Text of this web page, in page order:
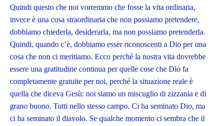
Quindi questo che noi vorremmo che fosse la vita ordinaria,
invece è una cosa straordinaria che non possiamo pretendere,
dobbiamo chiederla, desiderarla, ma non possiamo pretenderla.
Quindi, quando c’è, dobbiamo esser riconoscenti a Dio per una
cosa che non ci meritiamo. Ecco perché la nostra vita dovrebbe
essere una gratitudine continua per quelle cose che Dio fa
completamente gratuite per noi, perché la situazione reale è
quella che diceva Gesù: noi siamo un miscuglio di zizzania e di
grano buono. Tutti nello stesso campo. Ci ha seminato Dio, ma
ci ha seminato il diavolo. Se qualche momento ci sembra che il